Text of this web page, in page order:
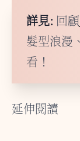
詳見: 回顧
髮型浪漫
看！
延伸閱讀